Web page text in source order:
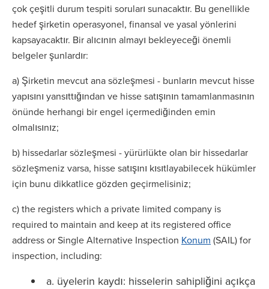
çok çeşitli durum tespiti soruları sunacaktır. Bu genellikle
hedef şirketin operasyonel, finansal ve yasal yönlerini
kapsayacaktır. Bir alıcının almayı bekleyeceği önemli
belgeler şunlardır:
a) Şirketin mevcut ana sözleşmesi - bunların mevcut hisse
yapısını yansıttığından ve hisse satışının tamamlanmasının
önünde herhangi bir engel içermediğinden emin
olmalısınız;
b) hissedarlar sözleşmesi - yürürlükte olan bir hissedarlar
sözleşmeniz varsa, hisse satışını kısıtlayabilecek hükümler
için bunu dikkatlice gözden geçirmelisiniz;
c) the registers which a private limited company is
required to maintain and keep at its registered office
address or Single Alternative Inspection Konum (SAIL) for
inspection, including:
a. üyelerin kaydı: hisselerin sahipliğini açıkça